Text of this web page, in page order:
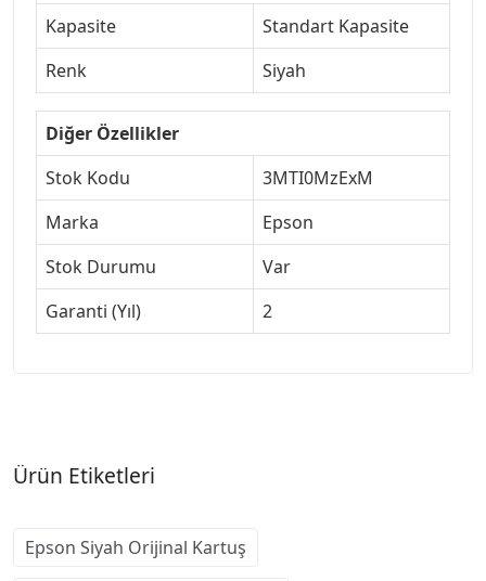
Kapasite
Standart Kapasite
Renk
Siyah
Diğer Özellikler
Stok Kodu
3MTI0MzExM
Marka
Epson
Stok Durumu
Var
Garanti (Yıl)
2
Ürün Etiketleri
Epson Siyah Orijinal Kartuş